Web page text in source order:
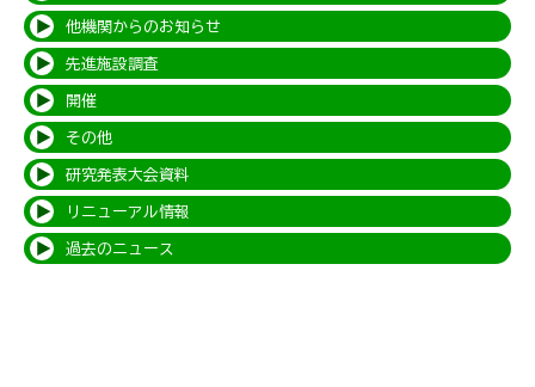
他機関からのお知らせ
先進施設調査
開催
その他
研究発表大会資料
リニューアル情報
過去のニュース